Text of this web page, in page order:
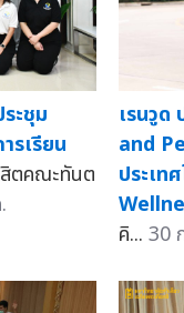
ะชุม
รเรียน
ตคณะทันต
เรนวู
and
ประเท
คิ... 30